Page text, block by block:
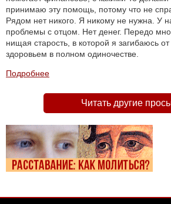
принимаю эту помощь, потому что не
Рядом нет никого. Я никому не нужна. У
проблемы с отцом. Нет денег. Передо
нищая старость, в которой я загибаюсь
здоровьем в полном одиночестве.
Подробнее
Читать другие